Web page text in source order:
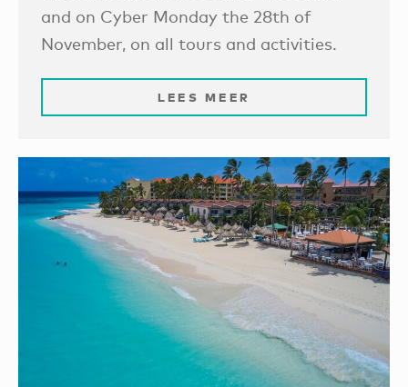
and on Cyber Monday the 28th of
November, on all tours and activities.
LEES MEER